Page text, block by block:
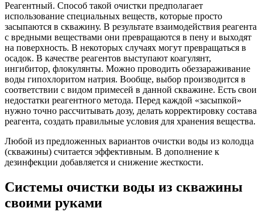
Реагентный. Способ такой очистки предполагает
использование специальных веществ, которые просто
засыпаются в скважину. В результате взаимодействия реагента
с вредными веществами они превращаются в пену и выходят
на поверхность. В некоторых случаях могут превращаться в
осадок. В качестве реагентов выступают коагулянт,
ингибитор, флокулянты. Можно проводить обеззараживание
воды гипохлоритом натрия. Вообще, выбор производится в
соответствии с видом примесей в данной скважине. Есть свои
недостатки реагентного метода. Перед каждой «засыпкой»
нужно точно рассчитывать дозу, делать корректировку состава
реагента, создать правильные условия для хранения вещества.
Любой из предложенных вариантов очистки воды из колодца
(скважины) считается эффективным. В дополнение к
дезинфекции добавляется и снижение жесткости.
Системы очистки воды из скважины
своими руками